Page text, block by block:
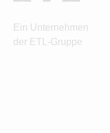
Ein Unternehmen
der ETL-Gruppe